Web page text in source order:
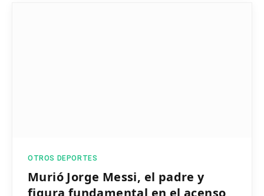
OTROS DEPORTES
Murió Jorge Messi, el padre y
figura fundamental en el acenso